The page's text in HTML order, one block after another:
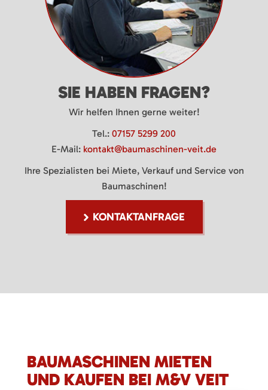
SIE HABEN FRAGEN?
Wir helfen Ihnen gerne weiter!
Tel.: 07157 5299 200
E-Mail: kontakt@baumaschinen-veit.de
Ihre Spezialisten bei Miete, Verkauf und Service von
Baumaschinen!
KONTAKTANFRAGE
BAUMASCHINEN MIETEN
UND KAUFEN BEI M&V VEIT